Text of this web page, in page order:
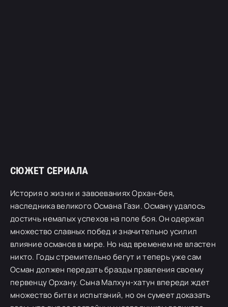
СЮЖЕТ СЕРИАЛА
История о жизни и завоеваниях Орхан-бея,
наследника великого Османа Гази. Осману удалось
достичь немалых успехов на поле боя. Он одержал
множество славных побед и значительно усилил
влияние османов в мире. Но над временем не властен
никто. Годы стремительно бегут и теперь уже сам
Осман должен передать бразды правления своему
первенцу Орхану. Сына Малхун-хатун впереди ждет
множество битв и испытаний, но он сумеет доказать